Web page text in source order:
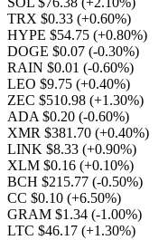
TRX $0.33 (+0.60%)
HYPE $54.75 (+0.80%)
DOGE $0.07 (-0.30%)
RAIN $0.01 (-0.60%)
LEO $9.75 (+0.40%)
ZEC $510.98 (+1.30%)
ADA $0.20 (-0.60%)
XMR $381.70 (+0.40%)
LINK $8.33 (+0.90%)
XLM $0.16 (+0.10%)
BCH $215.77 (-0.50%)
CC $0.10 (+6.50%)
GRAM $1.34 (-1.00%)
LTC $46.17 (+1.30%)